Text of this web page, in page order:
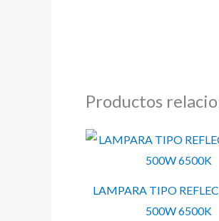
Productos
LAMPARA TIPO
500W 6500K